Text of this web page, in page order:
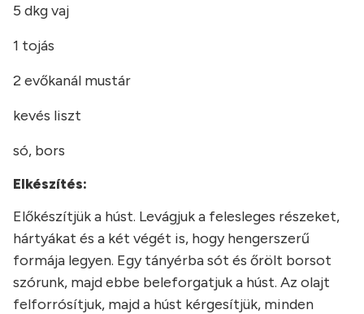
5 dkg vaj
1 tojás
2 evőkanál mustár
kevés liszt
só, bors
Elkészítés:
Előkészítjük a húst. Levágjuk a felesleges részeket,
hártyákat és a két végét is, hogy hengerszerű
formája legyen. Egy tányérba sót és őrölt borsot
szórunk, majd ebbe beleforgatjuk a húst. Az olajt
felforrósítjuk, majd a húst kérgesítjük, minden